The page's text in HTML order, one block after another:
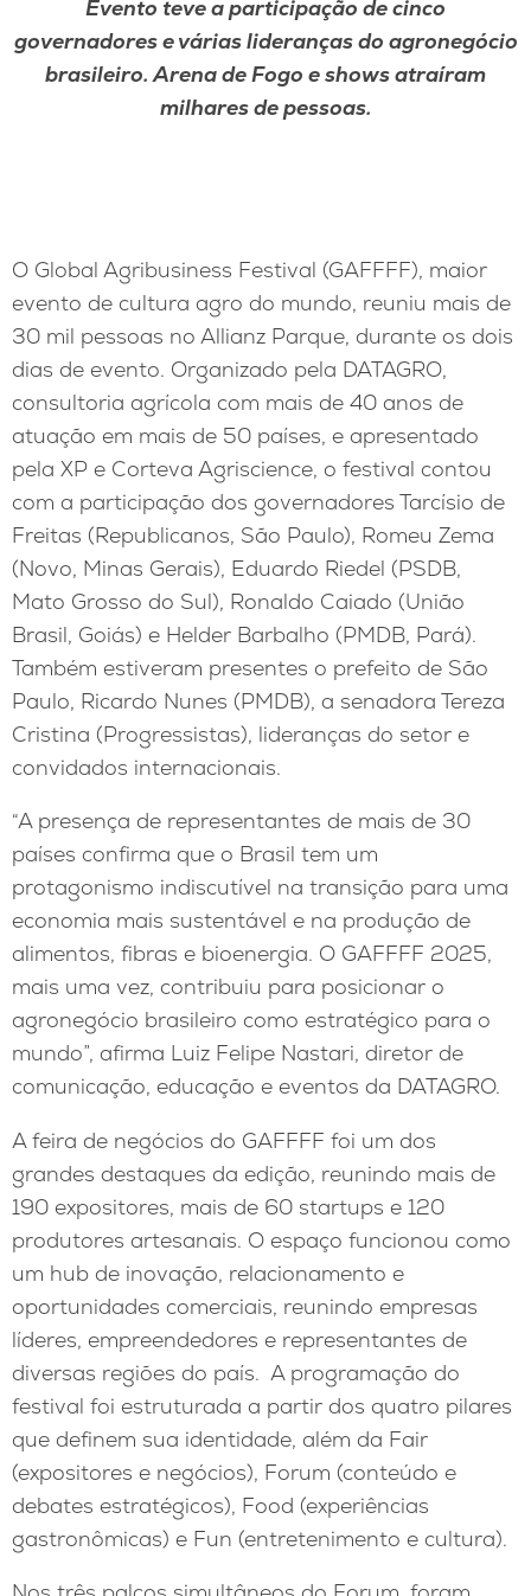
Evento teve a participação de cinco
governadores e várias lideranças do agronegócio
brasileiro. Arena de Fogo e shows atraíram
milhares de pessoas.
O Global Agribusiness Festival (GAFFFF), maior
evento de cultura agro do mundo, reuniu mais de
30 mil pessoas no Allianz Parque, durante os dois
dias de evento. Organizado pela DATAGRO,
consultoria agrícola com mais de 40 anos de
atuação em mais de 50 países, e apresentado
pela XP e Corteva Agriscience, o festival contou
com a participação dos governadores Tarcísio de
Freitas (Republicanos, São Paulo), Romeu Zema
(Novo, Minas Gerais), Eduardo Riedel (PSDB,
Mato Grosso do Sul), Ronaldo Caiado (União
Brasil, Goiás) e Helder Barbalho (PMDB, Pará).
Também estiveram presentes o prefeito de São
Paulo, Ricardo Nunes (PMDB), a senadora Tereza
Cristina (Progressistas), lideranças do setor e
convidados internacionais.
“A presença de representantes de mais de 30
países confirma que o Brasil tem um
protagonismo indiscutível na transição para uma
economia mais sustentável e na produção de
alimentos, fibras e bioenergia. O GAFFFF 2025,
mais uma vez, contribuiu para posicionar o
agronegócio brasileiro como estratégico para o
mundo”, afirma Luiz Felipe Nastari, diretor de
comunicação, educação e eventos da DATAGRO.
A feira de negócios do GAFFFF foi um dos
grandes destaques da edição, reunindo mais de
190 expositores, mais de 60 startups e 120
produtores artesanais. O espaço funcionou como
um hub de inovação, relacionamento e
oportunidades comerciais, reunindo empresas
líderes, empreendedores e representantes de
diversas regiões do país. A programação do
festival foi estruturada a partir dos quatro pilares
que definem sua identidade, além da Fair
(expositores e negócios), Forum (conteúdo e
debates estratégicos), Food (experiências
gastronômicas) e Fun (entretenimento e cultura).